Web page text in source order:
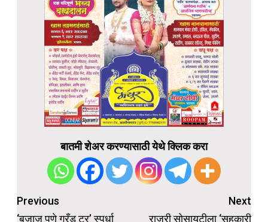
बातमी शेअर करण्यासाठी येथे क्लिक करा
Post
Previous
‘बजाज पुणे ग्रँड टूर’ स्पर्धा
Next
राजुरी सोसायटीला ‘सहकारी